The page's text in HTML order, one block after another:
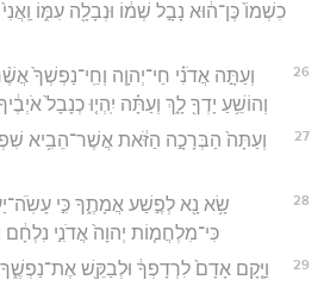
כִשְׁמוֹ֙ כֶּן־ה֔וּא נָבָ֣ל שְׁמ֔וֹ וּנְבָלָ֖ה עִמּ֑וֹ
26
וְעַתָּ֣ה אֲדֹנִ֗י חַי־יְהוָ֤ה וְחֵֽי־נַפְשְׁךָ֙
וְהוֹשֵׁ֥עַ יָדְךָ֖ לָ֑ךְ וְעַתָּ֗ה יִֽהְי֤וּ כְנָבָל֙
27
וְעַתָּה֙ הַבְּרָכָ֣ה הַזֹּ֔את אֲשֶׁר־הֵבִ֥יא
28
שָׂ֥א נָ֖א לְפֶ֣שַׁע אֲמָתֶ֑ךָ כִּ֣י
כִּי־מִלְחֲמ֤וֹת יְהוָה֙ אֲדֹנִ֣י
29
וַיָּ֤קָם אָדָם֙ לִרְדָפְךָ֔ וּלְבַקֵּ֖שׁ אֶת־נַפְשֶׁ֑ךָ